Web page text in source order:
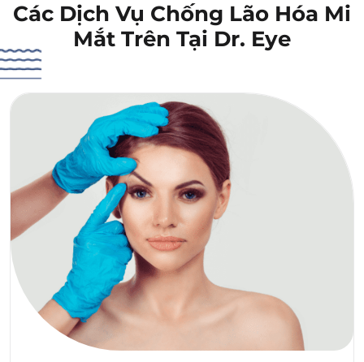
Các Dịch Vụ Chống Lão Hóa Mi
Mắt Trên Tại Dr. Eye